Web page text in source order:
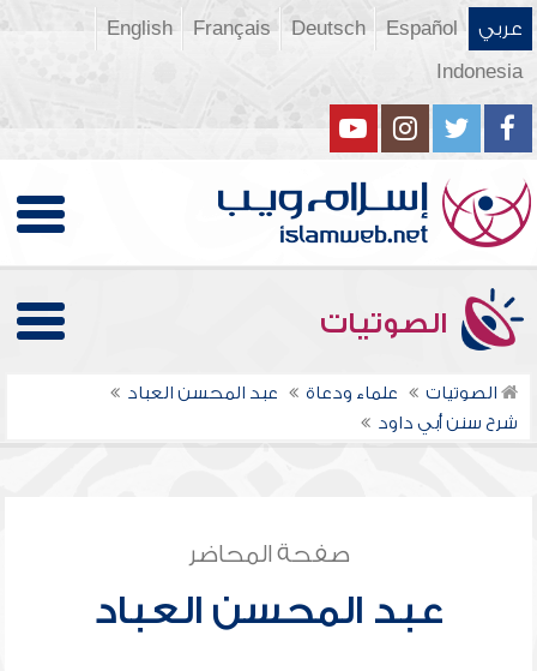
عربي Español
Deutsch
Français
English
Indonesia
الصوتيات
الصوتيات علماء ودعاة
عبد المحسن العباد
شرح سنن أبي داود
صفحة المحاضر
عبد المحسن العباد